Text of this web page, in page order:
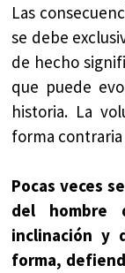
Las
se debe
de hecho
que puede
historia. La
forma
Pocas veces
del
inclinación y
forma,